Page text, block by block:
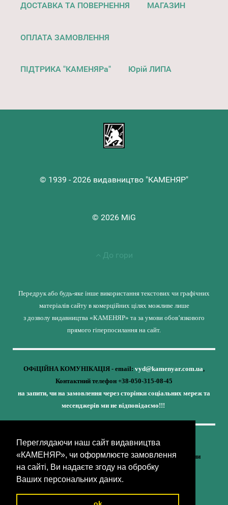
Переглядаючи наш сайт видавництва
«КАМЕНЯР», чи оформлюєте замовлення
на сайті, Ви надаєте згоду на обробку
Ваших персональних даних.
ДОСТАВКА ТА ПОВЕРНЕННЯ МАГАЗИН
ОПЛАТА ЗАМОВЛЕННЯ
ПІДТРИКА "КАМЕНЯРа" Юрій ЛИПА
© 1939 - 2026 видавництво "КАМЕНЯР"
© 2026 MiG
До гори
Передрук або будь-яке інше використання текстових чи графічних
матеріалів сайту в комерційних цілях можливе лише
з дозволу видавництва «КАМЕНЯР» та за умови обов’язкового
прямого гіперпосилання на сайт.
ОФіЦІЙНА КОМУНІКАЦІЯ - email: vyd@kamenyar.com.ua,
Контактний телефон +38-050-315-08-45
на запити, чи на замовлення через сторінки соціальних мереж та
месенджерів ми не відповідаємо!!!
Кожне наше видання - це внесок у спротив,
у збереження ідентичності та неминучу перемогу України
(видавництво «КАМЕНЯР»)